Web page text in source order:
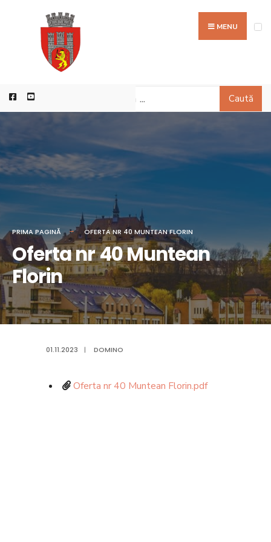
MENU
Caută
PRIMA PAGINĂ OFERTA NR 40 MUNTEAN FLORIN
Oferta nr 40 Muntean
Florin
01.11.2023 | DOMINO
Oferta nr 40 Muntean Florin.pdf